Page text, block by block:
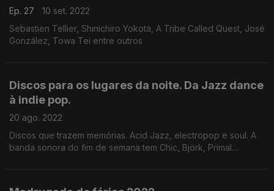
Ep. 27
10 set. 2022
Sebastien Tellier, Shinichiro Yokota, A Tribe Called Quest, José
González, Towa Tei entre outros
Discos para os lugares da noite. Da Jazz dance
à indie pop.
20 ago. 2022
Discos que trazem memórias. Acid Jazz, electropop e soul. A
banda sonora do fim de semana tem Chic, Björk, Primal